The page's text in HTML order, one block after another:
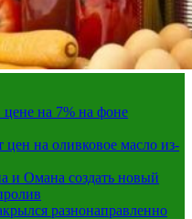
на 7% на фоне
цен на оливковое масло из-
и Омана создать новый
разнонаправленно